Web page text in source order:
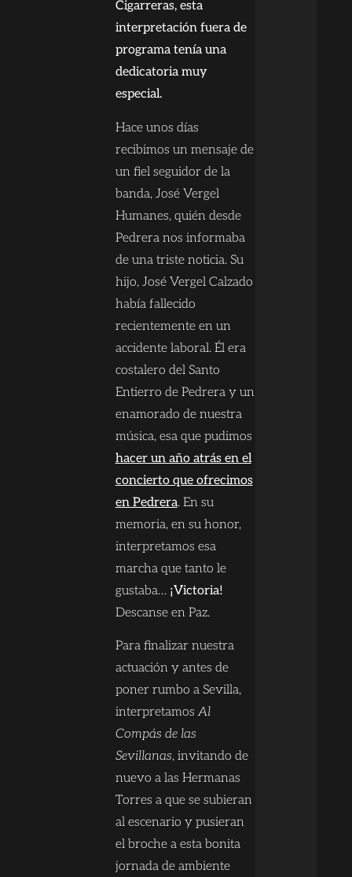
Cigarreras, esta
interpretación fuera de
programa tenía una
dedicatoria muy
especial.
Hace unos días
recibimos un mensaje de
un fiel seguidor de la
banda, José Vergel
Humanes, quién desde
Pedrera nos informaba
de una triste noticia. Su
hijo, José Vergel Calzado
había fallecido
recientemente en un
accidente laboral. Él era
costalero del Santo
Entierro de Pedrera y un
enamorado de nuestra
música, esa que pudimos
hacer un año atrás en el
concierto que ofrecimos
en Pedrera. En su
memoria, en su honor,
interpretamos esa
marcha que tanto le
gustaba… ¡Victoria!
Descanse en Paz.
Para finalizar nuestra
actuación y antes de
poner rumbo a Sevilla,
interpretamosAl
Compás de las
Sevillanas, invitando de
nuevo a las Hermanas
Torres a que se subieran
al escenario y pusieran
el broche a esta bonita
jornada de ambiente